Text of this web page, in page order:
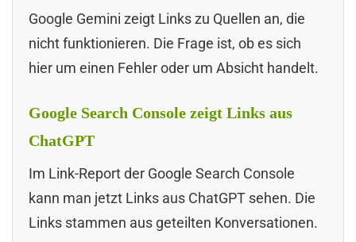
Google Gemini zeigt Links zu Quellen an, die
nicht funktionieren. Die Frage ist, ob es sich
hier um einen Fehler oder um Absicht handelt.
Google Search Console zeigt Links aus
ChatGPT
Im Link-Report der Google Search Console
kann man jetzt Links aus ChatGPT sehen. Die
Links stammen aus geteilten Konversationen.